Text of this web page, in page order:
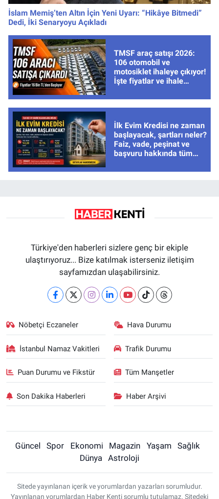
İslam Memiş’ten Altın İçin Yeni Uyarı: “Hikâye Bitmedi”
Dedi, İki Senaryoyu Açıkladı
TMSF araç satışı 2026:
106 otomobil ve
motosiklet ihaleye çıkıyor!
İşte fiyatlar ve ihale
İlk Evim Kredisi ne zaman
başlayacak, şartları neler?
Faiz, vade, peşinat ve
başvuru hakkında tüm
Türkiye'den haberleri sizlere genç bir ekiple
ulaştırıyoruz... Bize katılmak isterseniz iletişim
sayfamızdan ulaşabilirsiniz.
Nöbetçi Eczaneler Hava Durumu
İstanbul Namaz Vakitleri Trafik Durumu
Puan Durumu ve Fikstür Tüm Manşetler
Son Dakika Haberleri Haber Arşivi
Güncel Spor Ekonomi Magazin Yaşam
Sağlık
Dünya
Astroloji
Sitede yayınlanan içerik ve yorumlardan yazarları sorumludur.
Yayınlanan yorumlardan Haber Kenti sorumlu tutulamaz. Sitedeki